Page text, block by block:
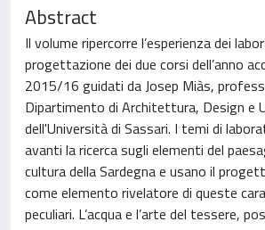
Abstract
Il volume ripercorre l’esperienza dei
progettazione dei due corsi dell’anno
2015/16 guidati da Josep Miàs,
Dipartimento di Architettura, Design e
dell'Università di Sassari. I temi di
avanti la ricerca sugli elementi del
cultura della Sardegna e usano il
come elemento rivelatore di queste
peculiari. L’acqua e l’arte del tessere,